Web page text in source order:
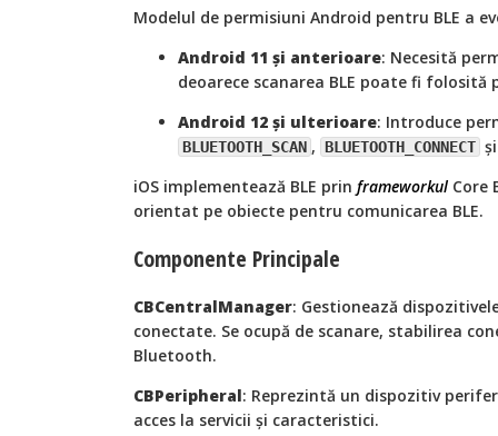
Modelul de permisiuni Android pentru BLE a
Android 11 și anterioare: Necesită
deoarece scanarea BLE poate fi
Android 12 și ulterioare: Introduce
BLUETOOTH_SCAN , BLUETOOTH_CONNECT
iOS implementează BLE prin frameworkul Core
orientat pe obiecte pentru comunicarea BLE.
Componente Principale
CBCentralManager: Gestionează
conectate. Se ocupă de scanare, stabilirea
Bluetooth.
CBPeripheral: Reprezintă un dispozitiv
acces la servicii și caracteristici.